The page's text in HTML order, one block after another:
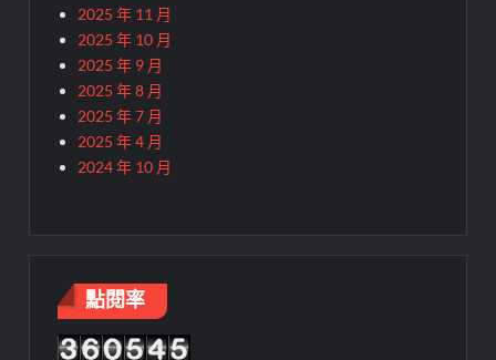
2025 年 11 月
2025 年 10 月
2025 年 9 月
2025 年 8 月
2025 年 7 月
2025 年 4 月
2024 年 10 月
點閱率